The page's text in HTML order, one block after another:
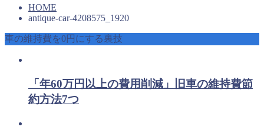
HOME
antique-car-4208575_1920
車の維持費を0円にする裏技
「年60万円以上の費用削減」旧車の維持費節
約方法7つ